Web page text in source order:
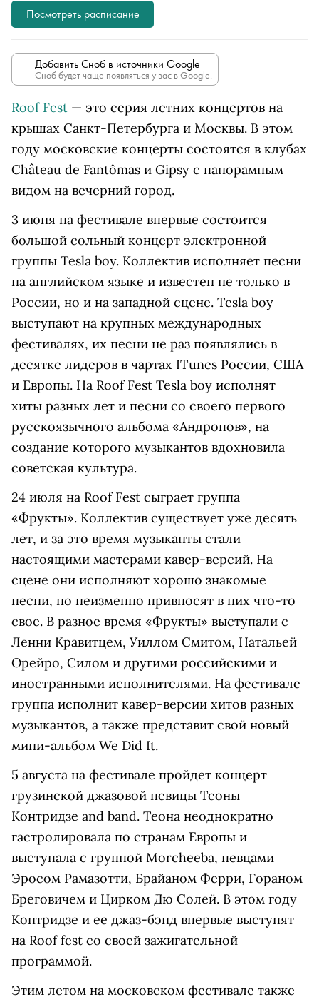
Посмотреть расписание
Добавить Сноб в источники Google
Сноб будет чаще появляться у вас в Google.
Roof Fest — это серия летних концертов на
крышах Санкт-Петербурга и Москвы. В этом
году московские концерты состоятся в клубах
Сhâteau de Fantômas и Gipsy с панорамным
видом на вечерний город.
3 июня на фестивале впервые состоится
большой сольный концерт электронной
группы Tesla boy. Коллектив исполняет песни
на английском языке и известен не только в
России, но и на западной сцене. Tesla boy
выступают на крупных международных
фестивалях, их песни не раз появлялись в
десятке лидеров в чартах ITunes России, США
и Европы. На Roof Fest Tesla boy исполнят
хиты разных лет и песни со своего первого
русскоязычного альбома «Андропов», на
создание которого музыкантов вдохновила
советская культура.
24 июля на Roof Fest сыграет группа
«Фрукты». Коллектив существует уже десять
лет, и за это время музыканты стали
настоящими мастерами кавер-версий. На
сцене они исполняют хорошо знакомые
песни, но неизменно привносят в них что-то
свое. В разное время «Фрукты» выступали с
Ленни Кравитцем, Уиллом Смитом, Натальей
Орейро, Силом и другими российскими и
иностранными исполнителями. На фестивале
группа исполнит кавер-версии хитов разных
музыкантов, а также представит свой новый
мини-альбом We Did It.
5 августа на фестивале пройдет концерт
грузинской джазовой певицы Теоны
Контридзе and band. Теона неоднократно
гастролировала по странам Европы и
выступала с группой Morcheeba, певцами
Эросом Рамазотти, Брайаном Ферри, Гораном
Бреговичем и Цирком Дю Солей. В этом году
Контридзе и ее джаз-бэнд впервые выступят
на Roof fest со своей зажигательной
программой.
Этим летом на московском фестивале также